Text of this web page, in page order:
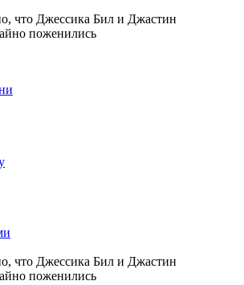
что Джессика Бил и Джастин
поженились
что Джессика Бил и Джастин
поженились